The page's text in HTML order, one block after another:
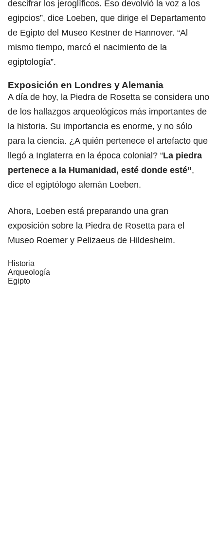
descifrar los jeroglíficos. Eso devolvió la voz a los
egipcios”, dice Loeben, que dirige el Departamento
de Egipto del Museo Kestner de Hannover. “Al
mismo tiempo, marcó el nacimiento de la
egiptología”.
Exposición en Londres y Alemania
A día de hoy, la Piedra de Rosetta se considera uno
de los hallazgos arqueológicos más importantes de
la historia. Su importancia es enorme, y no sólo
para la ciencia. ¿A quién pertenece el artefacto que
llegó a Inglaterra en la época colonial? “La piedra
pertenece a la Humanidad, esté donde esté”,
dice el egiptólogo alemán Loeben.
Ahora, Loeben está preparando una gran
exposición sobre la Piedra de Rosetta para el
Museo Roemer y Pelizaeus de Hildesheim.
Historia
Arqueología
Egipto